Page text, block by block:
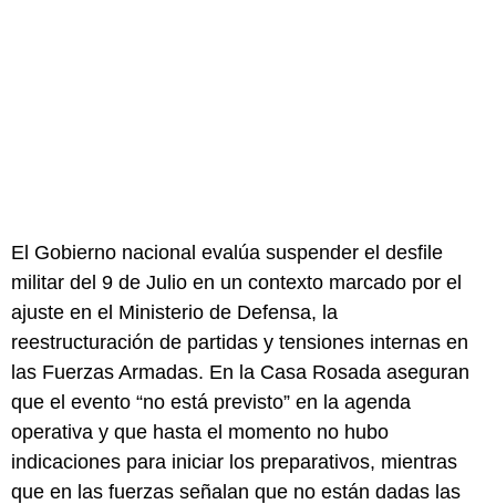
El Gobierno nacional evalúa suspender el desfile
militar del 9 de Julio en un contexto marcado por el
ajuste en el Ministerio de Defensa, la
reestructuración de partidas y tensiones internas en
las Fuerzas Armadas. En la Casa Rosada aseguran
que el evento “no está previsto” en la agenda
operativa y que hasta el momento no hubo
indicaciones para iniciar los preparativos, mientras
que en las fuerzas señalan que no están dadas las